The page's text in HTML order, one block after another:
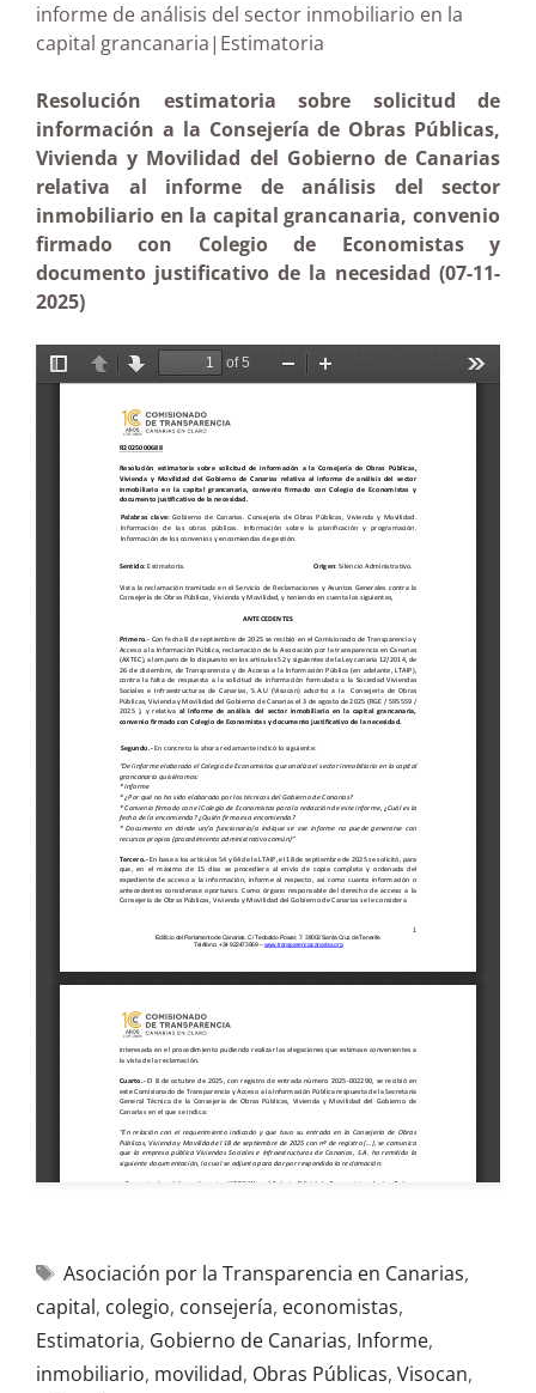
informe de análisis del sector inmobiliario en la
capital grancanaria|Estimatoria
Resolución estimatoria sobre solicitud de
información a la Consejería de Obras Públicas,
Vivienda y Movilidad del Gobierno de Canarias
relativa al informe de análisis del sector
inmobiliario en la capital grancanaria, convenio
firmado con Colegio de Economistas y
documento justificativo de la necesidad (07-11-
2025)
Asociación por la Transparencia en Canarias,
capital, colegio, consejería, economistas,
Estimatoria, Gobierno de Canarias, Informe,
inmobiliario, movilidad, Obras Públicas, Visocan,